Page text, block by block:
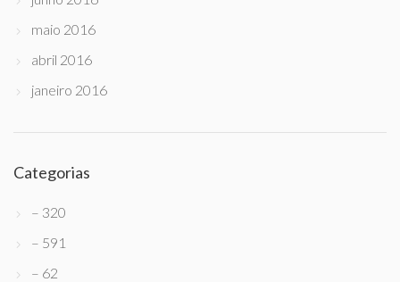
maio 2016
abril 2016
janeiro 2016
Categorias
– 320
– 591
– 62